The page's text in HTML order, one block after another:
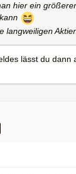
hier ein
langweiligen
lässt du dann